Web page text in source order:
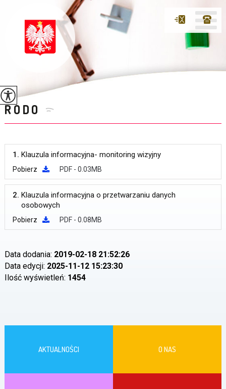
RODO
1. Klauzula informacyjna- monitoring wizyjny
Pobierz PDF - 0.03MB
2. Klauzula informacyjna o przetwarzaniu danych
osobowych
Pobierz PDF - 0.08MB
Data dodania: 2019-02-18 21:52:26
Data edycji: 2025-11-12 15:23:30
Ilość wyświetleń: 1454
AKTUALNOŚCI O NAS